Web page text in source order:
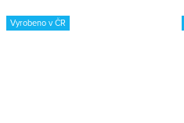
Vyrobeno v ČR